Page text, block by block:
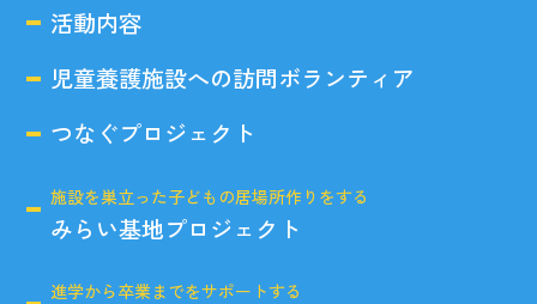
活動内容
児童養護施設への訪問ボランティア
つなぐプロジェクト
施設を巣立った子どもの居場所作りをする
みらい基地プロジェクト
進学から卒業までをサポートする